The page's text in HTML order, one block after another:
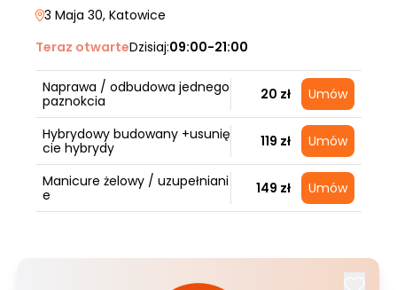
3 Maja 30, Katowice
Teraz otwarteDzisiaj:09:00-21:00
Naprawa / odbudowa jednego
paznokcia
20 zł Umów
Hybrydowy budowany +usunię
cie hybrydy
119 zł Umów
Manicure żelowy / uzupełniani
e
149 zł Umów